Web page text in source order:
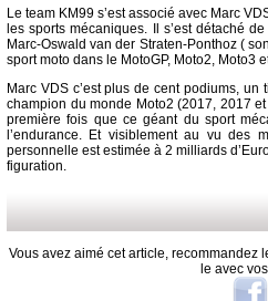
Le team KM99 s’est associé avec Marc
les sports mécaniques. Il s’est détaché
Marc-Oswald van der Straten-Ponthoz (
sport moto dans le MotoGP, Moto2, Moto3
Marc VDS c’est plus de cent podiums,
champion du monde Moto2 (2017, 2017
première fois que ce géant du sport
l’endurance. Et visiblement au vu des
personnelle est estimée à 2 milliards
figuration.
Vous avez aimé cet article, recommandez
le avec